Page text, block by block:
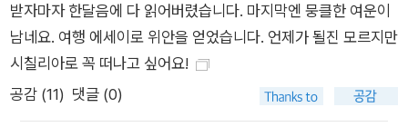
받자마자 한달음에 다 읽어버렸습니다. 마지막엔 뭉클한 여운이
남네요. 여행 에세이로 위안을 얻었습니다. 언제가 될진 모르지만
시칠리아로 꼭 떠나고 싶어요!
공감 (11) 댓글 (0)